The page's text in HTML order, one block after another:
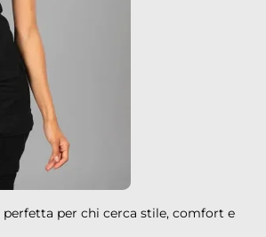
per chi cerca stile, comfort e